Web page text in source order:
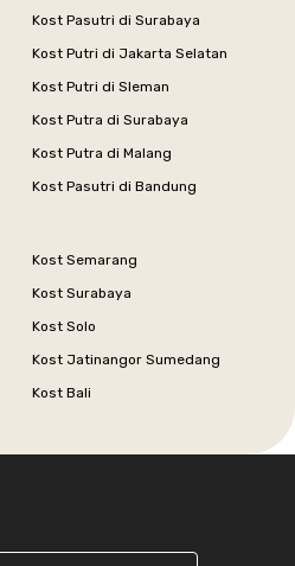
Kost Pasutri di Surabaya
Kost Putri di Jakarta Selatan
Kost Putri di Sleman
Kost Putra di Surabaya
Kost Putra di Malang
Kost Pasutri di Bandung
Kost Semarang
Kost Surabaya
Kost Solo
Kost Jatinangor Sumedang
Kost Bali